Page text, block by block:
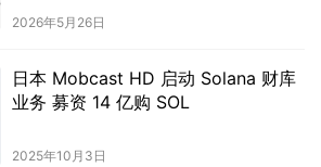
2026年5月26日
日本 Mobcast HD 启动 Solana 财库
业务 募资 14 亿购 SOL
2025年10月3日